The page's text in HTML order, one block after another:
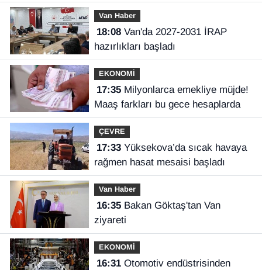
Van Haber
18:08Van'da 2027-2031 İRAP
hazırlıkları başladı
EKONOMİ
17:35Milyonlarca emekliye müjde!
Maaş farkları bu gece hesaplarda
ÇEVRE
17:33Yüksekova’da sıcak havaya
rağmen hasat mesaisi başladı
Van Haber
16:35Bakan Göktaş'tan Van
ziyareti
EKONOMİ
16:31Otomotiv endüstrisinden